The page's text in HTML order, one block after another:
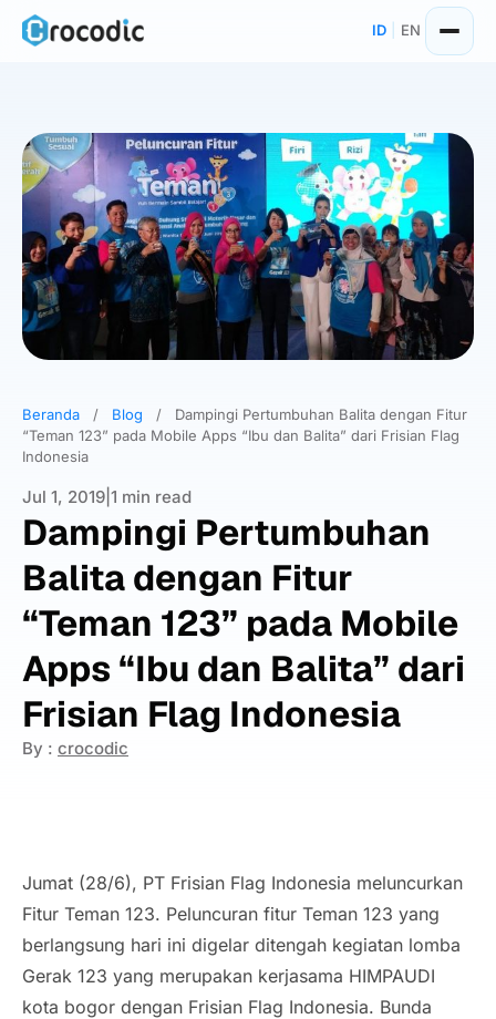
Skip
ID EN
Beranda / Blog /
Dampingi Pertumbuhan Balita dengan Fitur
“Teman 123” pada Mobile Apps “Ibu dan Balita” dari Frisian Flag
Indonesia
Jul 1, 2019 1 min read
Dampingi Pertumbuhan
Balita dengan Fitur
“Teman 123” pada Mobile
Apps “Ibu dan Balita” dari
Frisian Flag Indonesia
By : crocodic
Jumat (28/6), PT Frisian Flag Indonesia meluncurkan
Fitur Teman 123. Peluncuran fitur Teman 123 yang
berlangsung hari ini digelar ditengah kegiatan lomba
Gerak 123 yang merupakan kerjasama HIMPAUDI
kota bogor dengan Frisian Flag Indonesia. Bunda